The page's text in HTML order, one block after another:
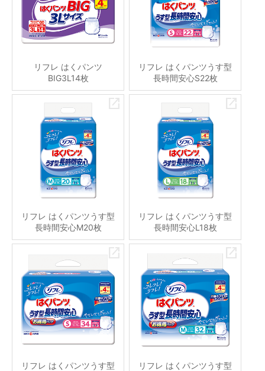
リフレ はくパンツ
BIG3L14枚
リフレ はくパンツうす型
長時間安心S22枚
リフレ はくパンツうす型
長時間安心M20枚
リフレ はくパンツうす型
長時間安心L18枚
リフレ はくパンツうす型
リフレ はくパンツうす型